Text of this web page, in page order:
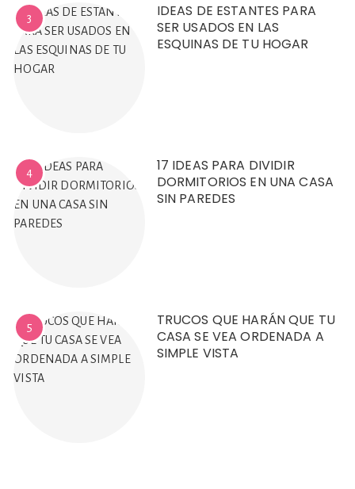
3
IDEAS DE ESTANTES PARA
SER USADOS EN LAS
ESQUINAS DE TU HOGAR
4
17 IDEAS PARA DIVIDIR
DORMITORIOS EN UNA CASA
SIN PAREDES
5
TRUCOS QUE HARÁN QUE TU
CASA SE VEA ORDENADA A
SIMPLE VISTA